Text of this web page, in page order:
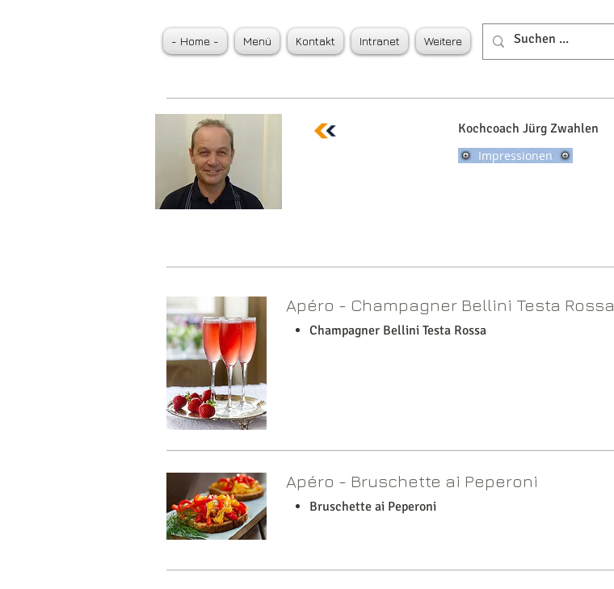
- Home - Menü Kontakt Intranet Weitere
Kochcoach Jürg Zwahlen
Impressionen
Apéro - Champagner Bellini Testa Rossa
Champagner Bellini Testa Rossa
Apéro - Bruschette ai Peperoni
Bruschette ai Peperoni